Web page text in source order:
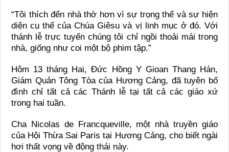
“Tôi thích đến nhà thờ hơn vì sự trọng thể và sự hiện
diện cụ thể của Chúa Giêsu và vị linh mục ở đó. Với
thánh lễ trực tuyến chúng tôi chỉ ngồi thoải mái trong
nhà, giống như coi một bộ phim tập.”
Hôm 13 tháng Hai, Đức Hồng Y Gioan Thang Hán,
Giám Quản Tông Tòa của Hương Cảng, đã tuyên bố
đình chỉ tất cả các Thánh lễ tại tất cả các giáo xứ
trong hai tuần.
Cha Nicolas de Francqueville, một nhà truyền giáo
của Hội Thừa Sai Paris tại Hương Cảng, cho biết ngài
hơi thất vọng về động thái này.